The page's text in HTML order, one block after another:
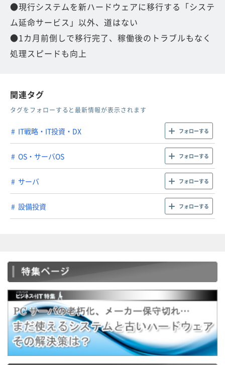
●現行システムを新ハードウェアに移行する「システ
ム延命サービス」以外、道はない
●1カ月前倒しで移行完了、稼働後のトラブルもなく
処理スピードも向上
関連タグ
タグをフォローすると最新情報が表示されます
IT戦略・IT投資・DX フォローする
OS・サーバOS フォローする
サーバ フォローする
設備投資 フォローする